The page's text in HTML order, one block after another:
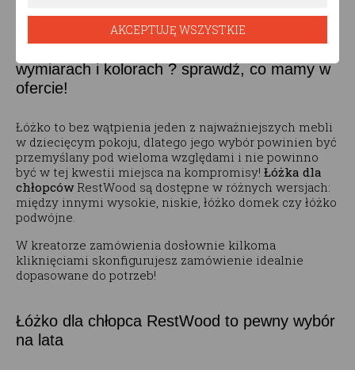
wymiarach i kolorach ? sprawdź, co mamy w
ofercie!
Łóżko to bez wątpienia jeden z najważniejszych mebli
w dziecięcym pokoju, dlatego jego wybór powinien być
przemyślany pod wieloma względami i nie powinno
być w tej kwestii miejsca na kompromisy! Łóżka dla
chłopcówRestWood są dostępne w różnych wersjach:
między innymi wysokie, niskie, łóżko domek czy łóżko
podwójne.
W kreatorze zamówienia dosłownie kilkoma
kliknięciami skonfigurujesz zamówienie idealnie
dopasowane do potrzeb!
Łóżko dla chłopca RestWood to pewny wybór
na lata
AKCEPTUJĘ WSZYSTKIE